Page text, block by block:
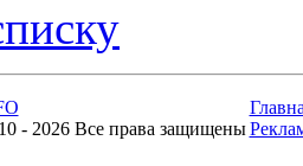
- 2026 Все права защищены